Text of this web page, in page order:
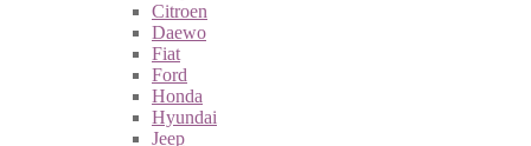
Citroen
Daewo
Fiat
Ford
Honda
Hyundai
Jeep